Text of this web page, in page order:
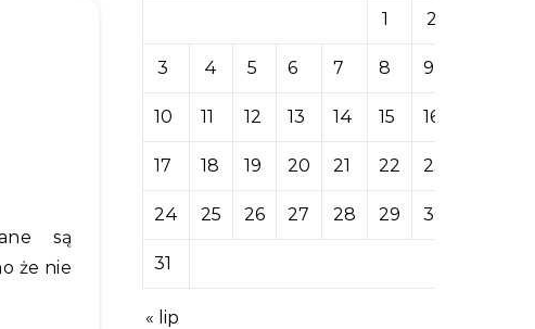
że nie
1 2
3 4 5 6 7 8 9
10 11 12 13 14 15 16
17 18 19 20 21 22 23
24 25 26 27 28 29 30
31
« lip